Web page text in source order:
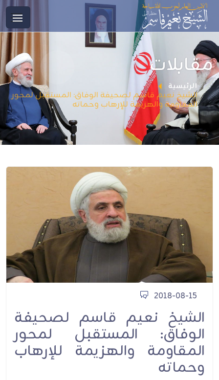
مقابلات
الرئيسية
الشيخ نعيم قاسم لصحيفة الوفاق: المستقبل لمحور
المقاومة والهزیمة للإرهاب وحماته
2018-08-15
الشيخ نعيم قاسم لصحيفة
الوفاق: المستقبل لمحور
المقاومة والهزیمة للإرهاب
وحماته